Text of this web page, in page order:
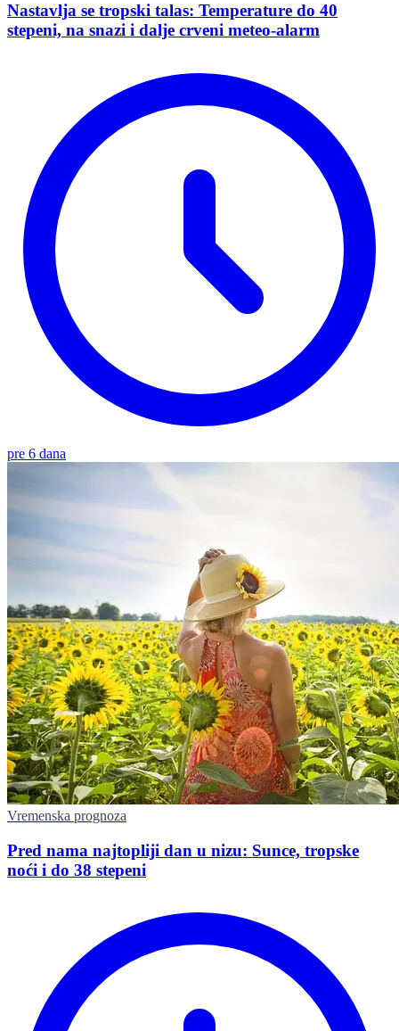
Nastavlja se tropski talas: Temperature do 40
stepeni, na snazi i dalje crveni meteo-alarm
pre 6 dana
Vremenska prognoza
Pred nama najtopliji dan u nizu: Sunce, tropske
noći i do 38 stepeni